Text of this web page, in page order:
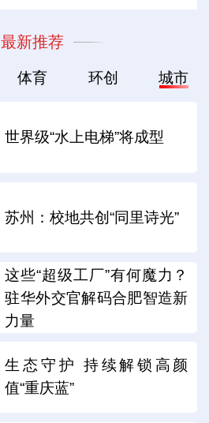
最新推荐
体育 环创 城市
世界级“水上电梯”将成型
苏州：校地共创“同里诗光”
这些“超级工厂”有何魔力？
驻华外交官解码合肥智造新
力量
生态守护 持续解锁高颜
值“重庆蓝”